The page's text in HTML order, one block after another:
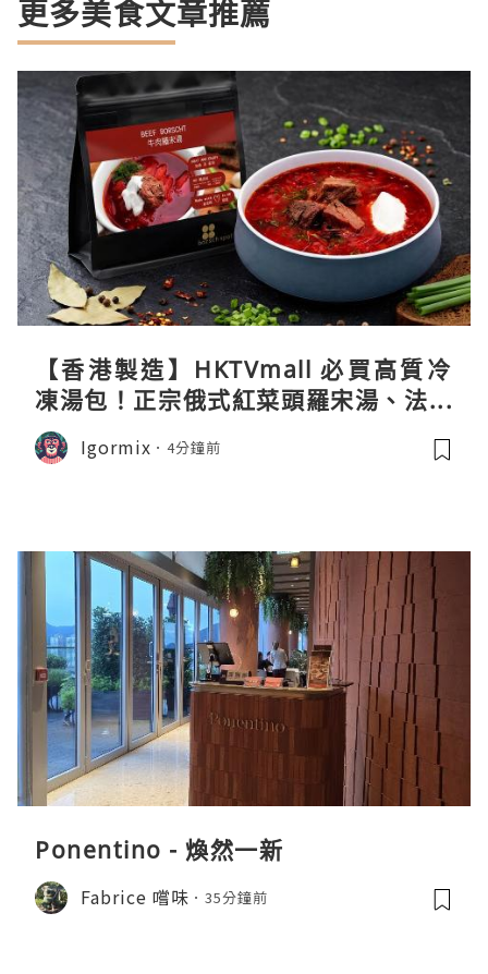
更多美食文章推薦
【香港製造】HKTVmall 必買高質冷
凍湯包！正宗俄式紅菜頭羅宋湯、法式
龍蝦濃湯與生酮膠原蛋白骨頭湯全攻略
Igormix 4分鐘前
Ponentino - 煥然一新
Fabrice 嚐味 35分鐘前